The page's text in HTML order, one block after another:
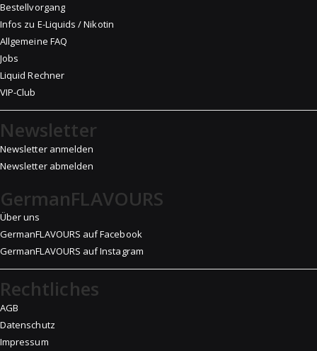
Bestellvorgang
Infos zu E-Liquids / Nikotin
Allgemeine FAQ
Jobs
Liquid Rechner
VIP-Club
Newsletter
Newsletter anmelden
Newsletter abmelden
GermanFLAVOURS
Über uns
GermanFLAVOURS auf Facebook
GermanFLAVOURS auf Instagram
Rechtliches
AGB
Datenschutz
Impressum